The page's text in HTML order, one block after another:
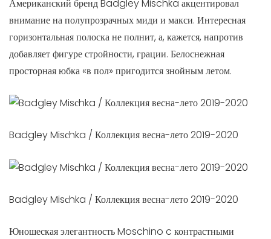
Американский бренд Badgley Mischka акцентировал
внимание на полупрозрачных миди и макси. Интересная
горизонтальная полоска не полнит, а, кажется, напротив
добавляет фигуре стройности, грации. Белоснежная
просторная юбка «в пол» пригодится знойным летом.
Badgley Misсhka / Коллекция весна-лето 2019-2020
Badgley Misсhka / Коллекция весна-лето 2019-2020
Юношеская элегантность Moschino c контрастными